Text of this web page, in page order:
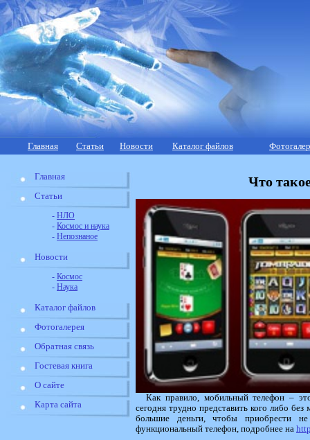
Главная Статьи Новости Каталог файлов
Главная
Статьи
- НЛО
- Космос и наука
- Непознаное
Новости
- Космос
- Наука
Каталог файлов
Фотогалерея
Обратная связь
Гостевая книга
О сайте
Карта сайта
Что
Как правило, мобильный телефон –
сегодня трудно представить кого либо
большие деньги, чтобы приобрести
функциональный телефон, подробнее на